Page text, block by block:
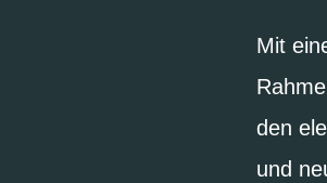
Mit
den
und